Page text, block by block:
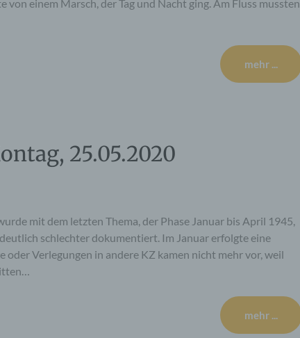
einem Marsch, der Tag und Nacht ging. Am Fluss mussten
mehr ...
25.05.2020
mit dem letzten Thema, der Phase Januar bis April 1945,
schlechter dokumentiert. Im Januar erfolgte eine
Verlegungen in andere KZ kamen nicht mehr vor, weil
mehr ...